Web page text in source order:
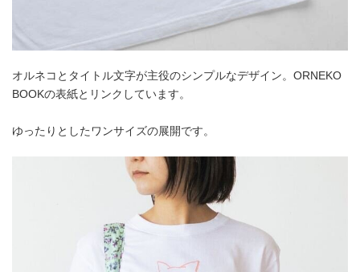
オルネコとタイトル文字が主役のシンプルなデザイン。ORNEKO
BOOKの表紙とリンクしています。
ゆったりとしたワンサイズの展開です。